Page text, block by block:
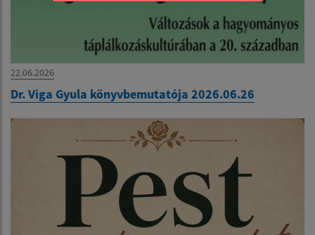
22.06.2026
Dr. Viga Gyula könyvbemutatója 2026.06.26